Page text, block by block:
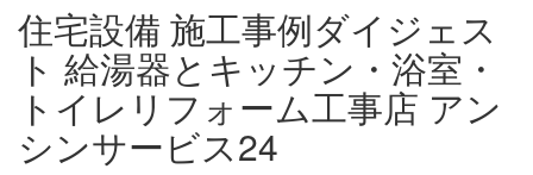
住宅設備 施工事例ダイジェス
ト 給湯器とキッチン・浴室・
トイレリフォーム工事店 アン
シンサービス24